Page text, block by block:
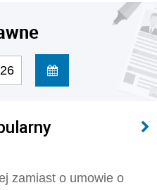
zamiast o umowie o